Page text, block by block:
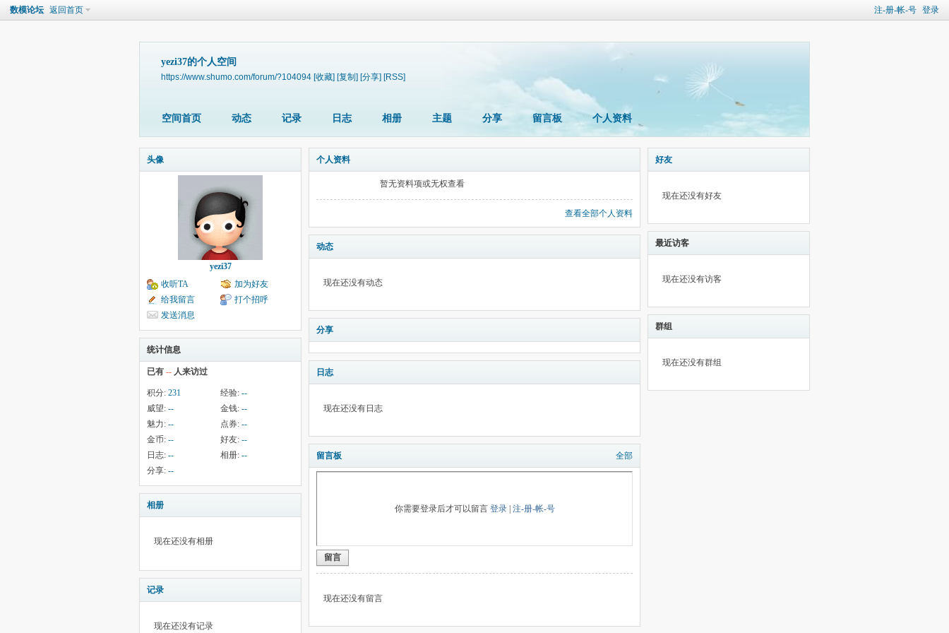
注-册-帐-号 登录
数模论坛 返回首页
yezi37的个人空间
https://www.shumo.com/forum/?104094 [收藏] [复制] [分享] [RSS]
空间首页 动态 记录 日志 相册 主题 分享 留言板 个人资料
头像
yezi37
收听TA
加为好友
给我留言
打个招呼
发送消息
统计信息
已有 -- 人来访过
积分: 231 经验: --
威望: -- 金钱: --
魅力: -- 点券: --
金币: -- 好友: --
日志: -- 相册: --
分享: --
相册
现在还没有相册
记录
现在还没有记录
个人资料
暂无资料项或无权查看
查看全部个人资料
动态
现在还没有动态
分享
日志
现在还没有日志
留言板 全部
你需要登录后才可以留言 登录| 注-册-帐-号
留言
现在还没有留言
好友
现在还没有好友
最近访客
现在还没有访客
群组
现在还没有群组